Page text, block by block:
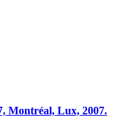
Montréal, Lux, 2007.